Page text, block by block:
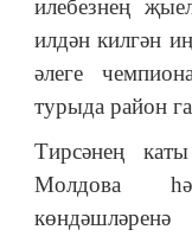
илебезнең
илдән килгән
әлеге
турыда район
Тирсәнең
Молдова